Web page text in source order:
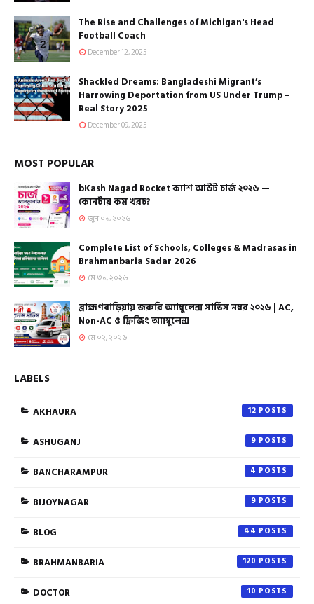
The Rise and Challenges of Michigan's Head
Football Coach
December 12, 2025
Shackled Dreams: Bangladeshi Migrant’s
Harrowing Deportation from US Under Trump –
Real Story 2025
December 09, 2025
MOST POPULAR
bKash Nagad Rocket ক্যাশ আউট চার্জ ২০২৬ —
কোনটায় কম খরচ?
জুন ০১, ২০২৬
Complete List of Schools, Colleges & Madrasas in
Brahmanbaria Sadar 2026
মে ৩১, ২০২৬
ব্রাহ্মণবাড়িয়ায় জরুরি অ্যাম্বুলেন্স সার্ভিস নম্বর ২০২৬ | AC,
Non-AC ও ফ্রিজিং অ্যাম্বুলেন্স
মে ০২, ২০২৬
LABELS
AKHAURA 12
ASHUGANJ 9
BANCHARAMPUR 4
BIJOYNAGAR 9
BLOG 44
BRAHMANBARIA 120
DOCTOR 10